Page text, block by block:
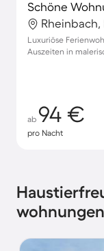
Schöne
Rheinbach,
Luxuriöse
Auszeiten in
ab 94 €
pro Nacht